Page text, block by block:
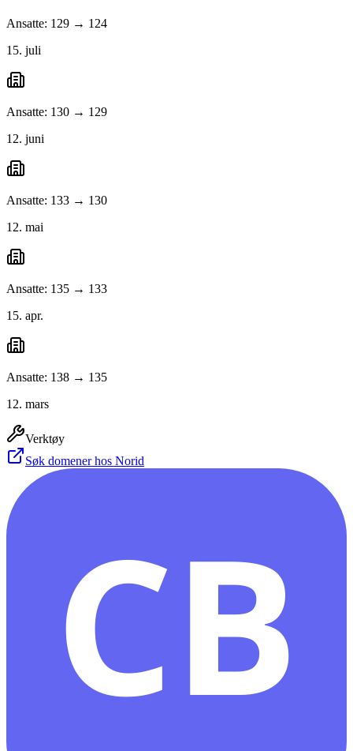
Ansatte: 129 → 124
15. juli
Ansatte: 130 → 129
12. juni
Ansatte: 133 → 130
12. mai
Ansatte: 135 → 133
15. apr.
Ansatte: 138 → 135
12. mars
Verktøy
Søk domener hos Norid
CB